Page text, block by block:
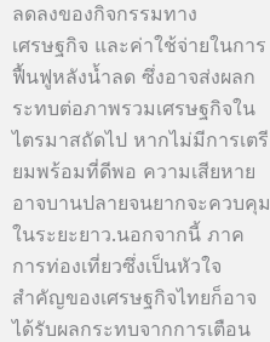
ลดลงของกิจกรรมทาง
เศรษฐกิจ และค่าใช้จ่ายในการ
ฟื้นฟูหลังน้ำลด ซึ่งอาจส่งผลก
ระทบต่อภาพรวมเศรษฐกิจใน
ไตรมาสถัดไป หากไม่มีการเตรี
ยมพร้อมที่ดีพอ ความเสียหาย
อาจบานปลายจนยากจะควบคุม
ในระยะยาว.นอกจากนี้ ภาค
การท่องเที่ยวซึ่งเป็นหัวใจ
สำคัญของเศรษฐกิจไทยก็อาจ
ได้รับผลกระทบจากการเตือน